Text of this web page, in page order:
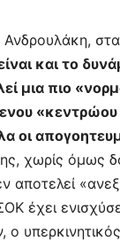
και το
μια πιο
οι
χωρίς όμως
αποτελεί
έχει